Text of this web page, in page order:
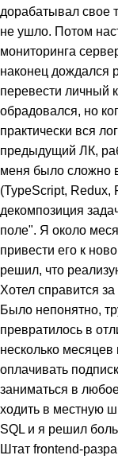
дорабатывал свое
не ушло. Потом
мониторинга
наконец дождался
перевести личный
обрадовался, но
практически вся
предыдущий ЛК,
меня было сложно
(TypeScript, Redux,
декомпозиция
поле". Я около
привести его к
решил, что
Хотел справится
Было непонятно,
превратилось в
несколько месяцев
оплачивать
заниматься в
ходить в местную
SQL и я решил
Штат frontend-